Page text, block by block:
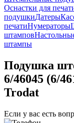
Оснастки для
подушкиДатеры
печатиНумераторы
штампов
штампы
Подушка
6/46045 (6/
Trodat
Если у вас есть